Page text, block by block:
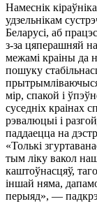
Намеснік
удзельнікам
Беларусі, аб
з-за цяперашняй
межамі краіны да
пошуку
мір, спакой і
суседніх краінах
рэвалюцыі і
паддаецца на
«Толькі
тым ліку вакол
каштоўнасцяў,
іншай няма,
перыяд», —